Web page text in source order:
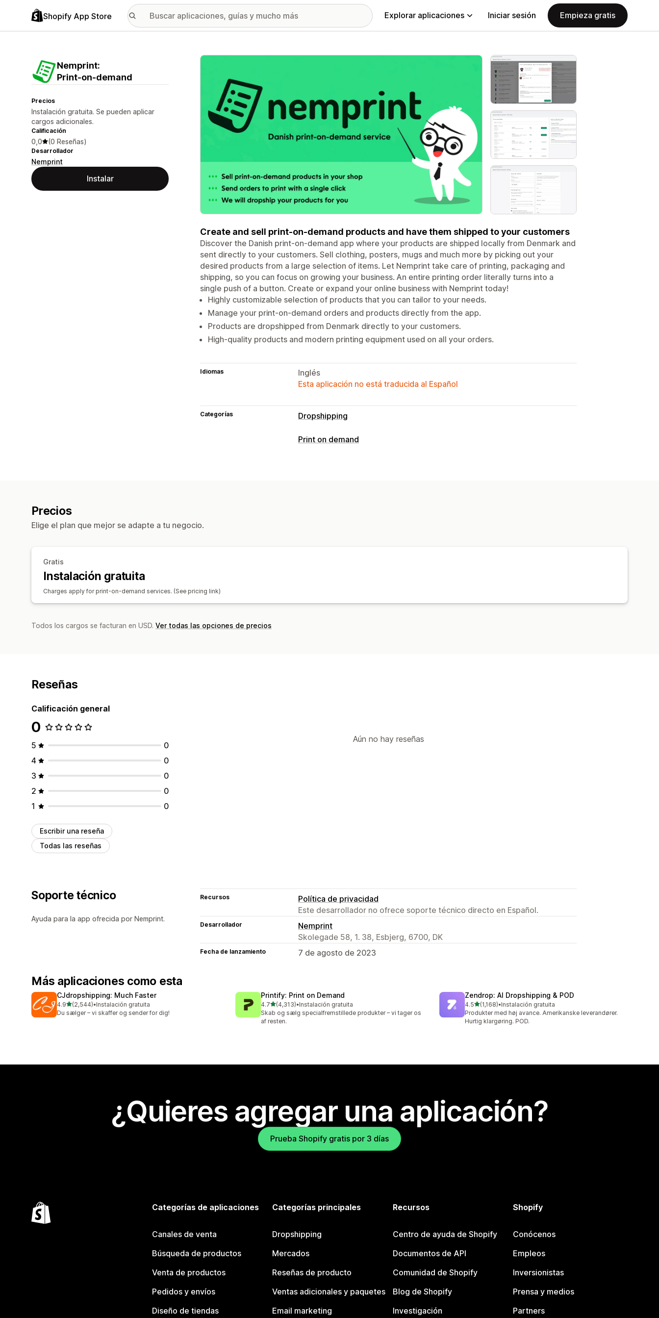
Shopify App Store Explorar aplicaciones Iniciar sesión Empieza gratis
Nemprint:
Print‑on‑demand
Precios
Instalación gratuita. Se pueden aplicar
cargos adicionales.
Calificación
0,0 (0 Reseñas)
Desarrollador
Nemprint
Instalar
Galería de imágenes destacadas
Create and sell print-on-demand products and have them shipped to your customers
Discover the Danish print-on-demand app where your products are shipped locally from Denmark and
sent directly to your customers. Sell clothing, posters, mugs and much more by picking out your
desired products from a large selection of items. Let Nemprint take care of printing, packaging and
shipping, so you can focus on growing your business. An entire printing order literally turns into a
single push of a button. Create or expand your online business with Nemprint today!
Highly customizable selection of products that you can tailor to your needs.
Manage your print-on-demand orders and products directly from the app.
Products are dropshipped from Denmark directly to your customers.
High-quality products and modern printing equipment used on all your orders.
Idiomas
Inglés
Esta aplicación no está traducida al Español
Categorías Dropshipping
Print on demand
Precios
Elige el plan que mejor se adapte a tu negocio.
Gratis
Instalación gratuita
Charges apply for print-on-demand services. (See pricing link)
Todos los cargos se facturan en USD. Ver todas las opciones de precios
Reseñas
Calificación general
0
5
0
4
0
3
0
2
0
1
0
Escribir una reseña
Todas las reseñas
Aún no hay reseñas
Soporte técnico
Ayuda para la app ofrecida por Nemprint.
Recursos
Política de privacidad
Este desarrollador no ofrece soporte técnico directo en Español.
Desarrollador
Nemprint
Skolegade 58, 1. 38, Esbjerg, 6700, DK
Fecha de lanzamiento 7 de agosto de 2023
Más aplicaciones como esta
CJdropshipping: Much Faster
4.9de 5 estrellas
(2,544)
2544 reseñas en total
•Instalación gratuita
Du sælger – vi skaffer og sender for dig!
Printify: Print on Demand
4.7de 5 estrellas
(4,313)
4313 reseñas en total
•Instalación gratuita
Skab og sælg specialfremstillede produkter – vi tager os
af resten.
Zendrop: AI Dropshipping & POD
4.5de 5 estrellas
(1,168)
1168 reseñas en total
•Instalación gratuita
Produkter med høj avance. Amerikanske leverandører.
Hurtig klargøring. POD.
¿Quieres agregar una aplicación?
Prueba Shopify gratis por 3 días
Categorías de aplicaciones
Canales de venta
Búsqueda de productos
Venta de productos
Pedidos y envíos
Diseño de tiendas
Categorías principales
Dropshipping
Mercados
Reseñas de producto
Ventas adicionales y paquetes
Email marketing
Recursos
Centro de ayuda de Shopify
Documentos de API
Comunidad de Shopify
Blog de Shopify
Investigación
Shopify
Conócenos
Empleos
Inversionistas
Prensa y medios
Partners